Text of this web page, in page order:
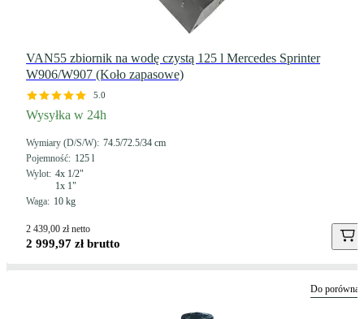
VAN55 zbiornik na wodę czystą 125 l Mercedes Sprinter
W906/W907 (Koło zapasowe)
5.0
Wysyłka w 24h
Wymiary (D/S/W) 74.5/72.5/34 cm
Pojemność
125 l
Wylot 4x 1/2"
1x 1"
Waga
10 kg
2 439,00 zł netto
2 999,97 zł brutto
Do